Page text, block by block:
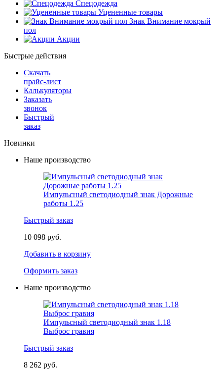
Спецодежда
Уцененные товары
Знак Внимание мокрый
пол
Акции
Быстрые действия
Скачать
прайс-лист
Калькуляторы
Заказать
звонок
Быстрый
заказ
Новинки
Наше производство
Импульсный светодиодный знак Дорожные
работы 1.25
Быстрый заказ
10 098 руб.
Добавить в корзину
Оформить заказ
Наше производство
Импульсный светодиодный знак 1.18
Выброс гравия
Быстрый заказ
8 262 руб.